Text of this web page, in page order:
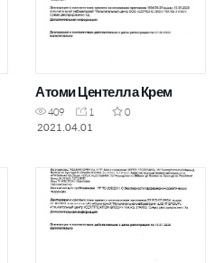
Атоми Центелла Крем
409 1
0
2021.04.01